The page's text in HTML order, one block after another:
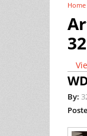
You
Home
By: